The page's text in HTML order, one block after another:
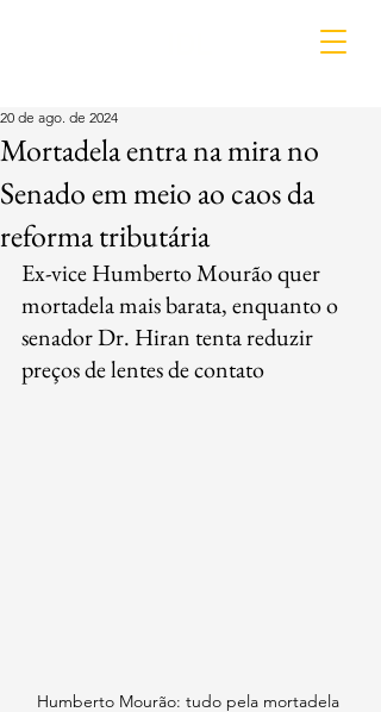
Mortadela entra na mira no
Senado em meio ao caos da
reforma tributária
20 de ago. de 2024
Ex-vice Humberto Mourão quer
mortadela mais barata, enquanto o
senador Dr. Hiran tenta reduzir
preços de lentes de contato
Humberto Mourão: tudo pela mortadela